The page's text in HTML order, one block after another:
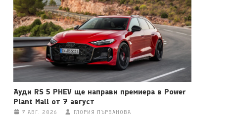
Ауди RS 5 PHEV ще направи премиера в Power
Plant Mall от 7 август
7 АВГ. 2026 ГЛОРИЯ ПЪРВАНОВА